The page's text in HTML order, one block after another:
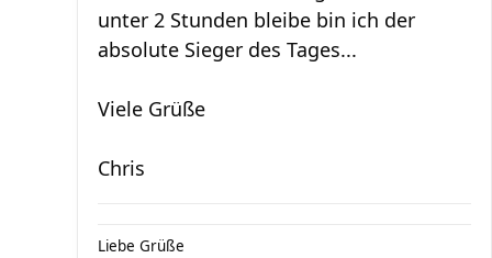
unter 2 Stunden bleibe bin ich der
absolute Sieger des Tages...
Viele Grüße
Chris
Liebe Grüße